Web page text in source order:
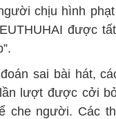
chịu hình
được
sai bài hát,
lượt được cởi
che người. Các